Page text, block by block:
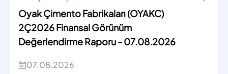
Oyak Çimento Fabrikaları (OYAKC)
2Ç2026 Finansal Görünüm
Değerlendirme Raporu - 07.08.2026
07.08.2026